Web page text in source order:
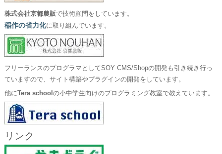
株式会社京都農販で技術顧問をしています。
稲作の省力化に取り組んでいます。
フリーランスのプログラマとしてSOY CMS/Shopの開発も引き続き行っ
ていますので、サイト構築やプラグインの開発をしています。
他にTera school の小中学生向けのプログラミング教室で教えています。
リンク